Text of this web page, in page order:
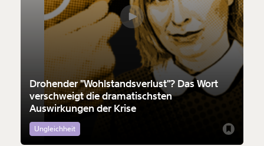
Drohender "Wohlstandsverlust"? Das Wort
verschweigt die dramatischsten
Auswirkungen der Krise
Ungleichheit